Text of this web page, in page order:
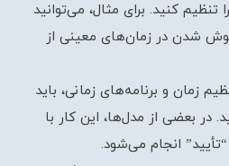
کنید. برای مثال، می‌توانید
شدن در زمان‌های معینی از
زمان و برنامه‌های زمانی، باید
در بعضی از مدل‌ها، این کار با